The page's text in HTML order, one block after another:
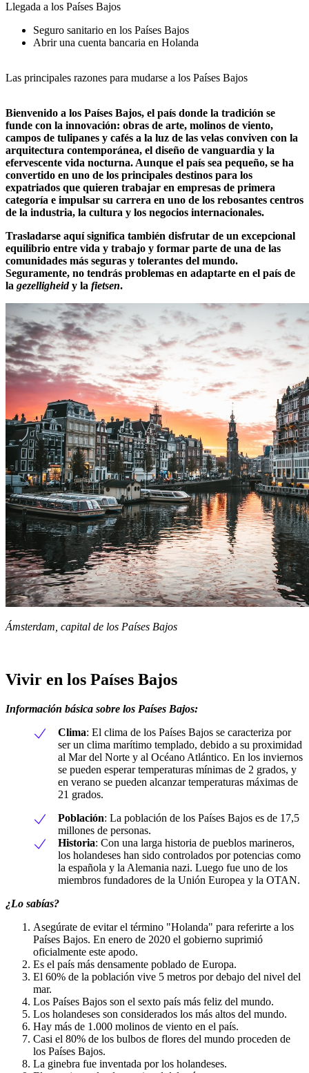
Llegada a los Países Bajos
Seguro sanitario en los Países Bajos
Abrir una cuenta bancaria en Holanda
Las principales razones para mudarse a los Países Bajos
Bienvenido a los Países Bajos, el país donde la tradición se
funde con la innovación: obras de arte, molinos de viento,
campos de tulipanes y cafés a la luz de las velas conviven con la
arquitectura contemporánea, el diseño de vanguardia y la
efervescente vida nocturna. Aunque el país sea pequeño, se ha
convertido en uno de los principales destinos para los
expatriados que quieren trabajar en empresas de primera
categoría e impulsar su carrera en uno de los rebosantes centros
de la industria, la cultura y los negocios internacionales.
Trasladarse aquí significa también disfrutar de un excepcional
equilibrio entre vida y trabajo y formar parte de una de las
comunidades más seguras y tolerantes del mundo.
Seguramente, no tendrás problemas en adaptarte en el país de
la gezelligheidy la fietsen.
Ámsterdam, capital de los Países Bajos
Vivir en los Países Bajos
Información básica sobre los Países Bajos:
Clima: El clima de los Países Bajos se caracteriza por
ser un clima marítimo templado, debido a su proximidad
al Mar del Norte y al Océano Atlántico. En los inviernos
se pueden esperar temperaturas mínimas de 2 grados, y
en verano se pueden alcanzar temperaturas máximas de
21 grados.
Población: La población de los Países Bajos es de 17,5
millones de personas.
Historia: Con una larga historia de pueblos marineros,
los holandeses han sido controlados por potencias como
la española y la Alemania nazi. Luego fue uno de los
miembros fundadores de la Unión Europea y la OTAN.
¿Lo sabías?
Asegúrate de evitar el término "Holanda" para referirte a los
Países Bajos. En enero de 2020 el gobierno suprimió
oficialmente este apodo.
Es el país más densamente poblado de Europa.
El 60% de la población vive 5 metros por debajo del nivel del
mar.
Los Países Bajos son el sexto país más feliz del mundo.
Los holandeses son considerados los más altos del mundo.
Hay más de 1.000 molinos de viento en el país.
Casi el 80% de los bulbos de flores del mundo proceden de
los Países Bajos.
La ginebra fue inventada por los holandeses.